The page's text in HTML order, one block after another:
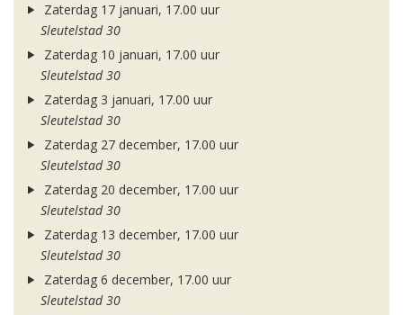
Zaterdag 17 januari, 17.00 uur
Sleutelstad 30
Zaterdag 10 januari, 17.00 uur
Sleutelstad 30
Zaterdag 3 januari, 17.00 uur
Sleutelstad 30
Zaterdag 27 december, 17.00 uur
Sleutelstad 30
Zaterdag 20 december, 17.00 uur
Sleutelstad 30
Zaterdag 13 december, 17.00 uur
Sleutelstad 30
Zaterdag 6 december, 17.00 uur
Sleutelstad 30